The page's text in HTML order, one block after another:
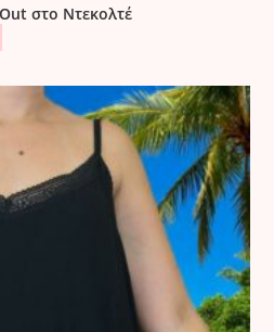
στο Ντεκολτέ